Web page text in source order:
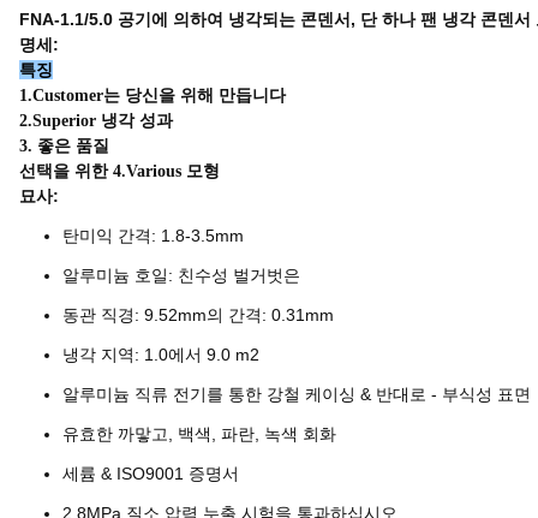
FNA-1.1/5.0 공기에 의하여 냉각되는 콘덴서, 단 하나 팬 냉각 콘덴서
명세:
특징
1.Customer는 당신을 위해 만듭니다
2.Superior 냉각 성과
3. 좋은 품질
선택을 위한 4.Various 모형
묘사:
탄미익 간격: 1.8-3.5mm
알루미늄 호일: 친수성 벌거벗은
동관 직경: 9.52mm의 간격: 0.31mm
냉각 지역: 1.0에서 9.0 m2
알루미늄 직류 전기를 통한 강철 케이싱 & 반대로 - 부식성 표면
유효한 까맣고, 백색, 파란, 녹색 회화
세륨 & ISO9001 증명서
2.8MPa 질소 압력 누출 시험을 통과하십시오